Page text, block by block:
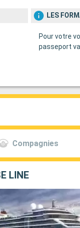
LES
Pour votre
passeport
Compagnies
LINE